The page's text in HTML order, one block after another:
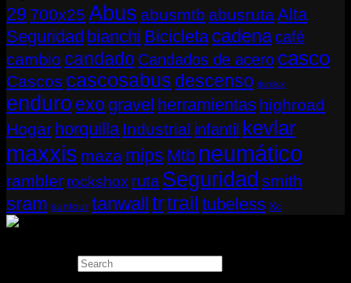
29 700x25 Abus abusmtb abusrutaAlta
Seguridad bianchi Bicicleta cadenacafé
cambio candado Candados de acero casco
Cascos cascosabus descenso durolux
enduro exo gravel herramientas highroad
Hogar horquilla Industrial infantil kevlar
maxxis maza mips Mtb neumático
rambler rockshox ruta Seguridad smith
sram suntour tanwalltrtrail tubeless Xc